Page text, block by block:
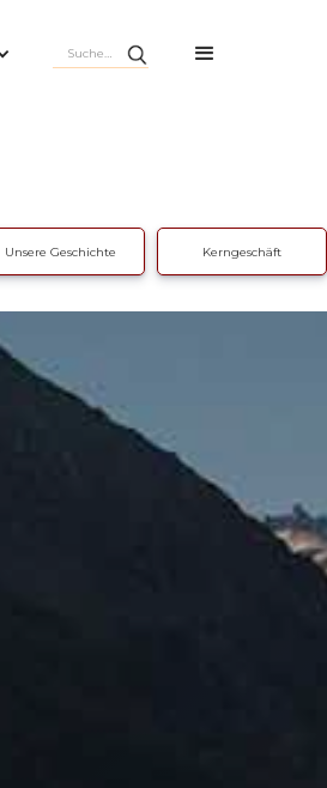
Unsere Geschichte Kerngeschäft